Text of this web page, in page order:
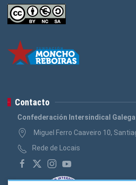
Contacto
Confederación Intersindical Galega
Miguel Ferro Caaveiro 10,
Rede de Locais